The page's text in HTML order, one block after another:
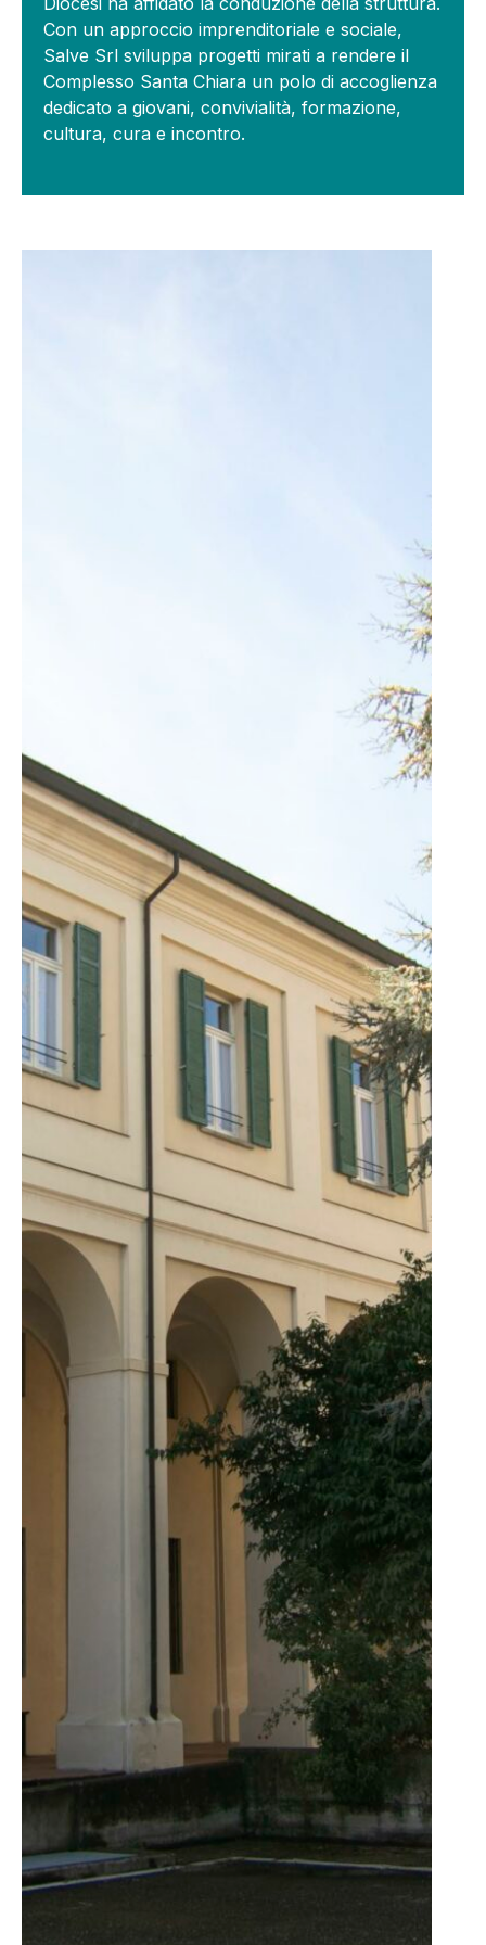
Con un approccio imprenditoriale e sociale,
Salve Srl sviluppa progetti mirati a rendere il
Complesso Santa Chiara un polo di accoglienza
dedicato a giovani, convivialità, formazione,
cultura, cura e incontro.